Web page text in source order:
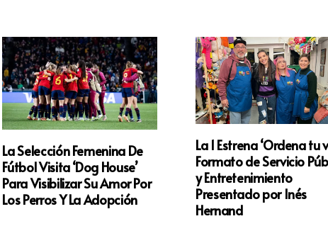
La Selección Femenina De
Fútbol Visita ‘Dog House’
Para Visibilizar Su Amor Por
Los Perros Y La Adopción
La 1 Estrena ‘Ordena tu
Formato de Servicio
y Entretenimiento
Presentado por Inés
Hernand